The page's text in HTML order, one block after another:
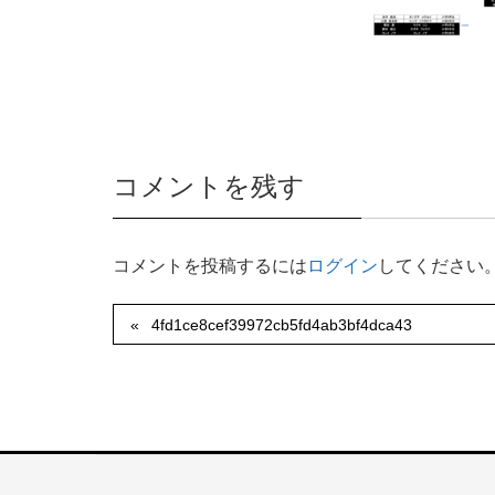
コメントを残す
コメントを投稿するには ログイン してください
4fd1ce8cef39972cb5fd4ab3bf4dca43